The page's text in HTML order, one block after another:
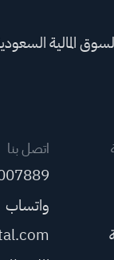
المالية
اتصل بنا
واتساب